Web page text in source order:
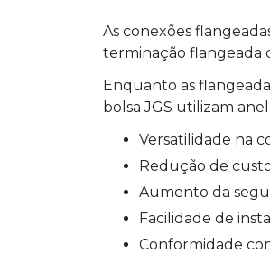
As conexões
terminação flangeada
Enquanto as
bolsa JGS utilizam
Versatilidade na
Redução de
Aumento da
Facilidade de
Conformidade